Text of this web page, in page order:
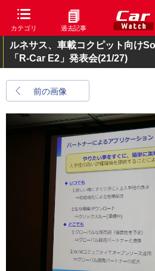
カテゴリ 過去記事
ルネサス、車載コクピット向け
「R-Car E2」発表会(21/27)
前の画像